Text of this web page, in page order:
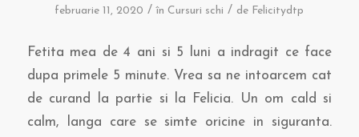
februarie 11, 2020 / în Cursuri schi / de Felicitydtp
Fetita mea de 4 ani si 5 luni a indragit ce face
dupa primele 5 minute. Vrea sa ne intoarcem cat
de curand la partie si la Felicia. Un om cald si
calm, langa care se simte oricine in siguranta.